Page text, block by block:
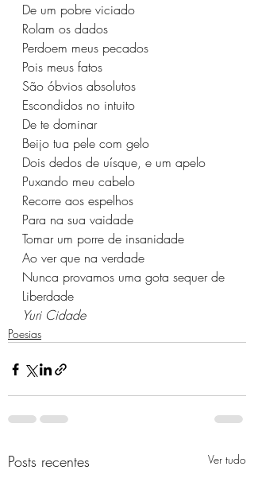
De um pobre viciado
Rolam os dados
Perdoem meus pecados
Pois meus fatos
São óbvios absolutos
Escondidos no intuito
De te dominar
Beijo tua pele com gelo
Dois dedos de uísque, e um apelo
Puxando meu cabelo
Recorre aos espelhos
Para na sua vaidade
Tomar um porre de insanidade
Ao ver que na verdade
Nunca provamos uma gota sequer de
Liberdade
Yuri Cidade
Poesias
Posts recentes Ver tudo